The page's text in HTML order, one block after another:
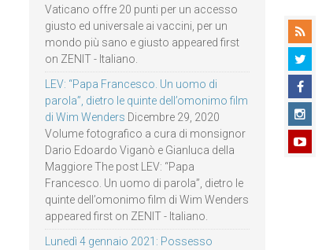
Vaticano offre 20 punti per un accesso
giusto ed universale ai vaccini, per un
mondo più sano e giusto appeared first
on ZENIT - Italiano.
LEV: “Papa Francesco. Un uomo di
parola”, dietro le quinte dell’omonimo film
di Wim Wenders Dicembre 29, 2020
Volume fotografico a cura di monsignor
Dario Edoardo Viganò e Gianluca della
Maggiore The post LEV: “Papa
Francesco. Un uomo di parola”, dietro le
quinte dell’omonimo film di Wim Wenders
appeared first on ZENIT - Italiano.
Lunedì 4 gennaio 2021: Possesso